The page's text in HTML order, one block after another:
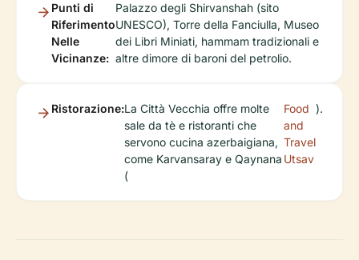
Punti di
Riferimento
Nelle
Vicinanze:
Palazzo degli Shirvanshah (sito
UNESCO), Torre della Fanciulla, Museo
dei Libri Miniati, hammam tradizionali e
altre dimore di baroni del petrolio.
Ristorazione:La Città Vecchia offre molte
sale da tè e ristoranti che
servono cucina azerbaigiana,
come Karvansaray e Qaynana
(
Food
and
Travel
Utsav
).